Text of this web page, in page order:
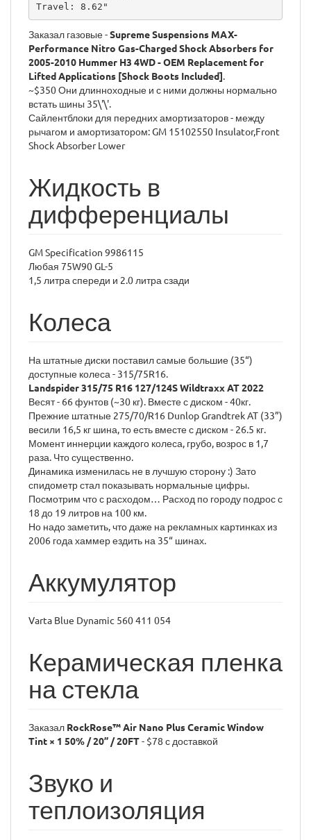
Travel: 8.62"
Заказал газовые -Supreme Suspensions MAX-
Performance Nitro Gas-Charged Shock Absorbers for
2005-2010 Hummer H3 4WD - OEM Replacement for
Lifted Applications [Shock Boots Included].
~$350 Они длинноходные и с ними должны нормально
встать шины 35\'\'.
Сайлентблоки для передних амортизаторов - между
рычагом и амортизатором: GM 15102550 Insulator,Front
Shock Absorber Lower
Жидкость в
дифференциалы
GM Specification 9986115
Любая 75W90 GL-5
1,5 литра спереди и 2.0 литра сзади
Колеса
На штатные диски поставил самые большие (35“)
доступные колеса - 315/75R16.
Landspider 315/75 R16 127/124S Wildtraxx AT 2022
Весят - 66 фунтов (~30 кг). Вместе с диском - 40кг.
Прежние штатные 275/70/R16 Dunlop Grandtrek AT (33”)
весили 16,5 кг шина, то есть вместе с диском - 26.5 кг.
Момент иннерции каждого колеса, грубо, возрос в 1,7
раза. Что существенно.
Динамика изменилась не в лучшую сторону :) Зато
спидометр стал показывать нормальные цифры.
Посмотрим что с расходом… Расход по городу подрос с
18 до 19 литров на 100 км.
Но надо заметить, что даже на рекламных картинках из
2006 года хаммер ездить на 35“ шинах.
Аккумулятор
Varta Blue Dynamic 560 411 054
Керамическая пленка
на стекла
Заказал RockRose™ Air Nano Plus Ceramic Window
Tint × 1 50% / 20” / 20FT- $78 с доставкой
Звуко и
теплоизоляция